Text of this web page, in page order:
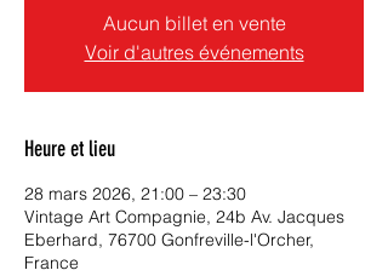
Aucun billet en vente
Voir d'autres événements
Heure et lieu
28 mars 2026, 21:00 – 23:30
Vintage Art Compagnie, 24b Av. Jacques
Eberhard, 76700 Gonfreville-l'Orcher,
France